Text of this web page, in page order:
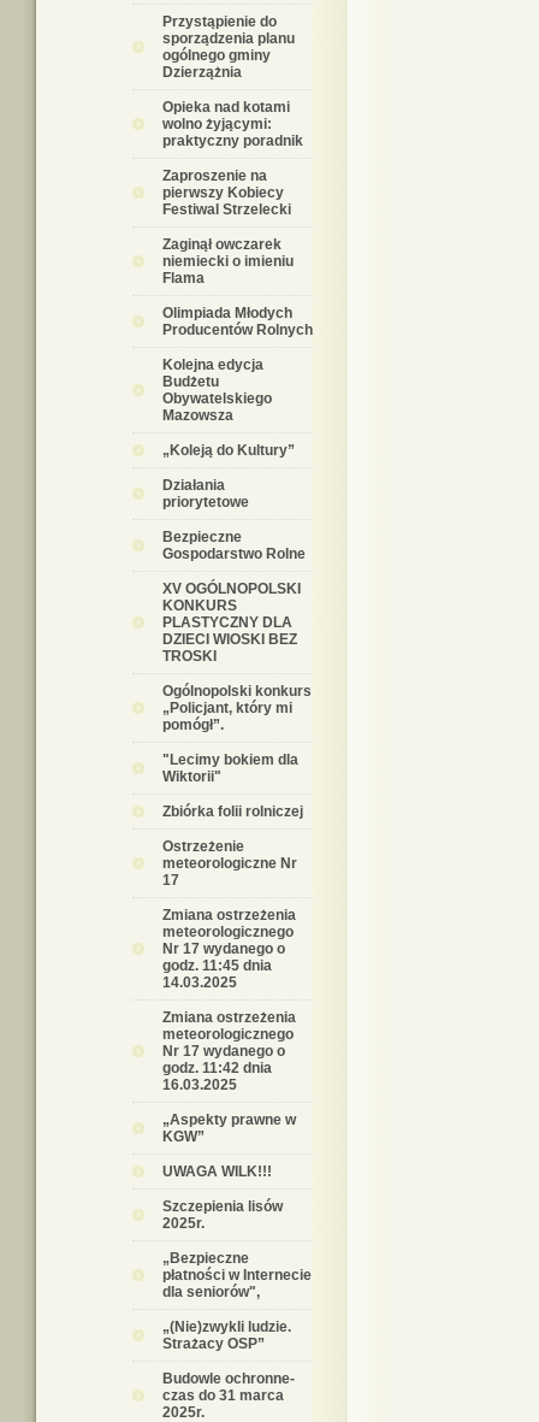
Przystąpienie do
sporządzenia planu
ogólnego gminy
Dzierzążnia
Opieka nad kotami
wolno żyjącymi:
praktyczny poradnik
Zaproszenie na
pierwszy Kobiecy
Festiwal Strzelecki
Zaginął owczarek
niemiecki o imieniu
Flama
Olimpiada Młodych
Producentów Rolnych
Kolejna edycja
Budżetu
Obywatelskiego
Mazowsza
„Koleją do Kultury”
Działania
priorytetowe
Bezpieczne
Gospodarstwo Rolne
XV OGÓLNOPOLSKI
KONKURS
PLASTYCZNY DLA
DZIECI WIOSKI BEZ
TROSKI
Ogólnopolski konkurs
„Policjant, który mi
pomógł”.
"Lecimy bokiem dla
Wiktorii"
Zbiórka folii rolniczej
Ostrzeżenie
meteorologiczne Nr
17
Zmiana ostrzeżenia
meteorologicznego
Nr 17 wydanego o
godz. 11:45 dnia
14.03.2025
Zmiana ostrzeżenia
meteorologicznego
Nr 17 wydanego o
godz. 11:42 dnia
16.03.2025
„Aspekty prawne w
KGW”
UWAGA WILK!!!
Szczepienia lisów
2025r.
„Bezpieczne
płatności w Internecie
dla seniorów",
„(Nie)zwykli ludzie.
Strażacy OSP”
Budowle ochronne-
czas do 31 marca
2025r.